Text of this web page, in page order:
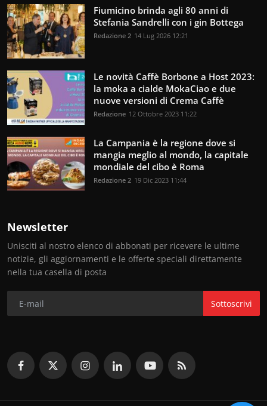
Fiumicino brinda agli 80 anni di
Stefania Sandrelli con i gin Bottega
Redazione 2 14 Lug 2026 12:21
Le novità Caffè Borbone a Host 2023:
la moka a cialde MokaCiao e due
nuove versioni di Crema Caffè
Redazione 12 Ottobre 2023 11:22
La Campania è la regione dove si
mangia meglio al mondo, la capitale
mondiale del cibo è Roma
Redazione 2 19 Dic 2023 11:44
Newsletter
Unisciti al nostro elenco di abbonati per ricevere le ultime
notizie, gli aggiornamenti e le offerte speciali direttamente
nella tua casella di posta
Sottoscrivi